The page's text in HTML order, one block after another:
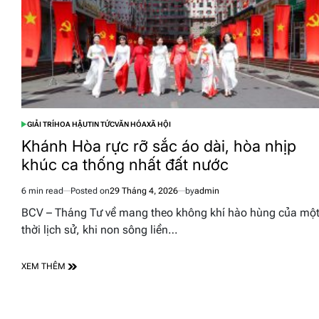
POSTED
IN
GIẢI TRÍHOA HẬUTIN TỨCVĂN HÓAXÃ HỘI
Khánh Hòa rực rỡ sắc áo dài, hòa nhịp
khúc ca thống nhất đất nước
Estimated
read
6 min read Posted on29 Tháng 4, 2026 byadmin
BCV – Tháng Tư về mang theo không khí hào hùng của một
thời lịch sử, khi non sông liền…
XEM THÊM